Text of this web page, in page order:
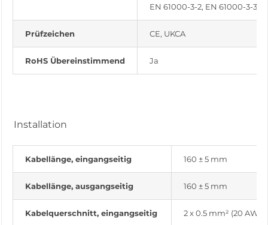
EN 61000-3-2, EN 61000-3-3
Prüfzeichen CE, UKCA
RoHS Übereinstimmend Ja
Installation
Kabellänge, eingangseitig 160 ± 5 mm
Kabellänge, ausgangseitig 160 ± 5 mm
Kabelquerschnitt, eingangseitig 2 x 0.5 mm² (20 AWG)